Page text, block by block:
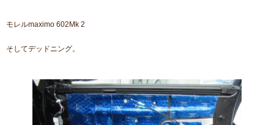
モレルmaximo 602Mk 2
そしてデッドニング。